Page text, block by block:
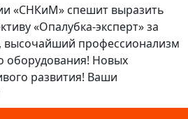
«СНКиМ» спешит выразить
«Опалубка-эксперт» за
высочайший профессионализм
оборудования! Новых
развития! Ваши